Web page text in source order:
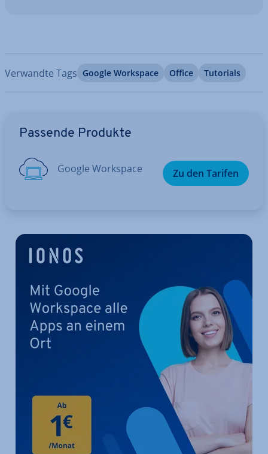
Verwandte Tags Google Workspace Office Tutorials
Passende Produkte
Google Workspace Zu den Tarifen